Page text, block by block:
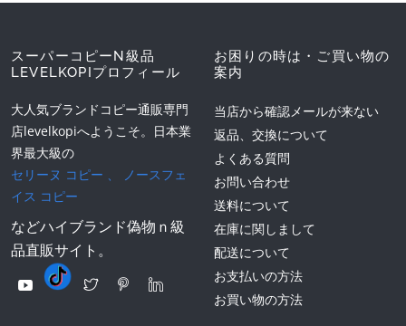
スーパーコピーN級品
LEVELKOPIプロフィール
大人気ブランドコピー通販専門
店levelkopiへようこそ。日本業
界最大級の
セリーヌ コピー 、
ノースフェ
イス コピー
などハイブランド偽物ｎ級
品直販サイト。
お困りの時は・ご買い物の
案内
当店から確認メールが来ない
返品、交換について
よくある質問
お問い合わせ
送料について
在庫に関しまして
配送について
お支払いの方法
お買い物の方法